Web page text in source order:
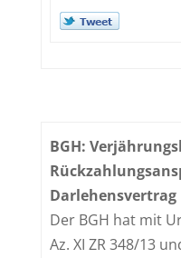
BGH:
Darlehensvertrag
Der BGH hat mit
Az. XI ZR 348/13